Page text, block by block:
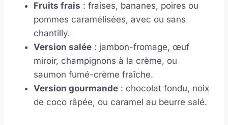
Fruits frais : fraises, bananes, poires ou
pommes caramélisées, avec ou sans
chantilly.
Version salée : jambon-fromage, œuf
miroir, champignons à la crème, ou
saumon fumé-crème fraîche.
Version gourmande : chocolat fondu, noix
de coco râpée, ou caramel au beurre salé.